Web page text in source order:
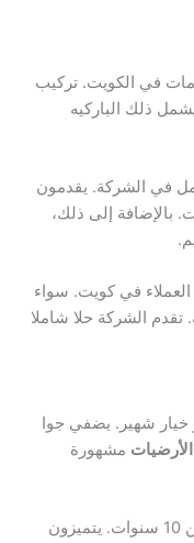
في الكويت. تركيب
ذلك الباركيه
في الشركة. يقدمون
بالإضافة إلى ذلك،
في كويت. سواء
تقدم الشركة حلا شاملا
خيار شهير. يضفي جوا
مشهورة
فريق العمل في الشركة لديه خبرة أكثر من 10 سنوات. يتميزون